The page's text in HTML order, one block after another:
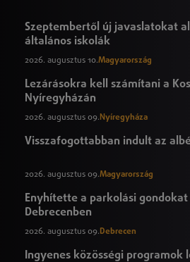
Szeptembertől új javaslatokat
általános iskolák
2026. augusztus 10.Magyarország
Lezárásokra kell számítani a
Nyíregyházán
2026. augusztus 09. Nyíregyháza
Visszafogottabban indult az
2026. augusztus 09.Magyarország
Enyhítette a parkolási gondokat
Debrecenben
2026. augusztus 09.Debrecen
Ingyenes közösségi programok